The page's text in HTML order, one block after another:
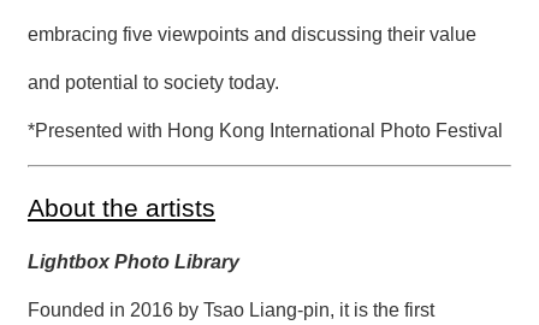
embracing five viewpoints and discussing their value
and potential to society today.
*Presented with Hong Kong International Photo Festival
About the artists
Lightbox Photo Library
Founded in 2016 by Tsao Liang-pin, it is the first